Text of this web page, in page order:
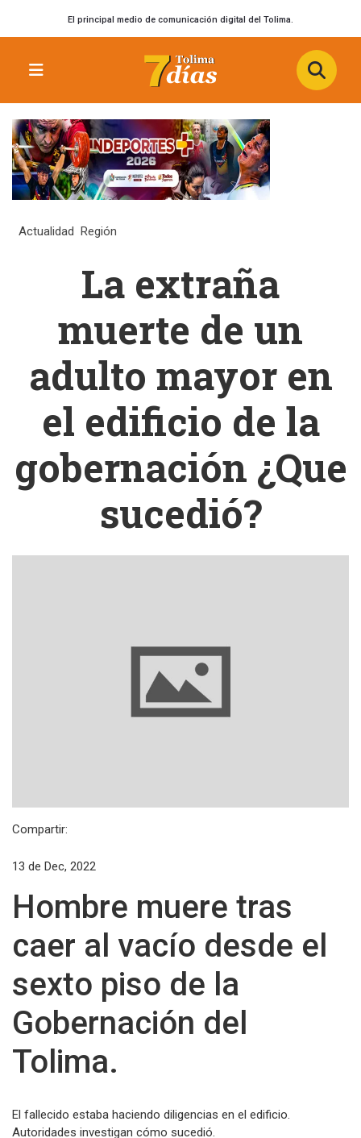
El principal medio de comunicación digital del Tolima.
Actualidad Región
La extraña
muerte de un
adulto mayor en
el edificio de la
gobernación ¿Que
sucedió?
Compartir:
13 de Dec, 2022
Hombre muere tras
caer al vacío desde el
sexto piso de la
Gobernación del
Tolima.
El fallecido estaba haciendo diligencias en el edificio.
Autoridades investigan cómo sucedió.